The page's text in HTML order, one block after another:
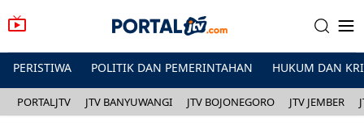
PERISTIWA POLITIK DAN PEMERINTAHAN HUKUM DAN
PORTALJTV JTV BANYUWANGI JTV BOJONEGORO JTV JEMBER